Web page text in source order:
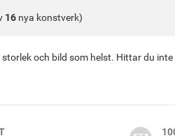
16 nya konstverk)
och bild som helst. Hittar du inte